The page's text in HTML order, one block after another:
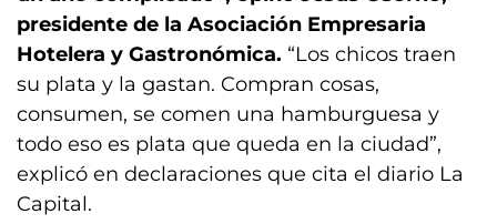
presidente de la Asociación Empresaria
Hotelera y Gastronómica. “Los chicos traen
su plata y la gastan. Compran cosas,
consumen, se comen una hamburguesa y
todo eso es plata que queda en la ciudad”,
explicó en declaraciones que cita el diario La
Capital.